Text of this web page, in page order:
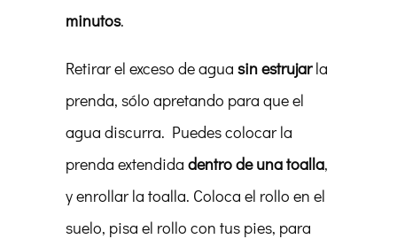
minutos.
Retirar el exceso de agua sin estrujarla
prenda, sólo apretando para que el
agua discurra. Puedes colocar la
prenda extendida dentro de una toalla,
y enrollar la toalla. Coloca el rollo en el
suelo, pisa el rollo con tus pies, para